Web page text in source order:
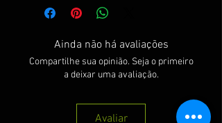
Ainda não há avaliações
Compartilhe sua opinião. Seja o primeiro
a deixar uma avaliação.
Avaliar